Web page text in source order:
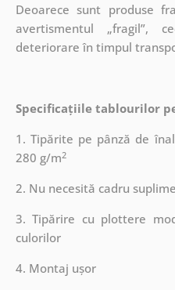
Deoarece sunt produse
avertismentul „fragil”,
deteriorare în timpul
Specificațiile tablourilor
1. Tipărite pe pânză de
280 g/m2
2. Nu necesită cadru
3. Tipărire cu plottere
culorilor
4. Montaj ușor